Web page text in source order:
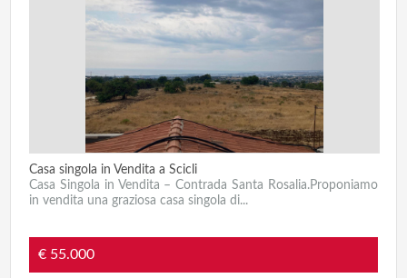
Casa singola in Vendita a Scicli
Casa Singola in Vendita – Contrada Santa Rosalia.Proponiamo
in vendita una graziosa casa singola di...
€ 55.000